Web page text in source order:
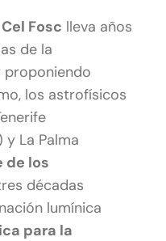
Cel Fosc lleva años
de la
proponiendo
los astrofísicos
y La Palma
de los
décadas
lumínica
para la